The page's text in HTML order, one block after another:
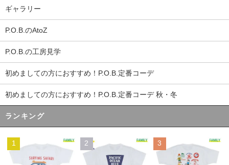
ギャラリー
P.O.B.のAtoZ
P.O.B.の工房見学
初めましての方におすすめ！P.O.B.定番コーデ
初めましての方におすすめ！P.O.B.定番コーデ 秋・冬
ランキング
1 2 3